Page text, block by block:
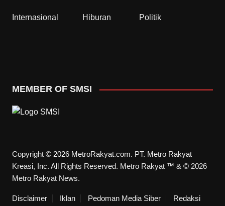
Internasional Hiburan Politik
MEMBER OF SMSI
Copyright © 2026 MetroRakyat.com. PT. Metro Rakyat
Kreasi, Inc. All Rights Reserved. Metro Rakyat ™ & © 2026
Metro Rakyat News.
Disclaimer Iklan Pedoman Media Siber Redaksi